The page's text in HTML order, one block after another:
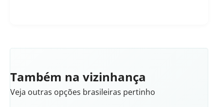
Também na vizinhança
Veja outras opções brasileiras pertinho